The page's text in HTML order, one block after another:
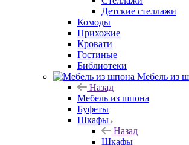
Детские стеллажи
Комоды
Прихожие
Кровати
Гостиные
Библиотеки
Мебель из
Назад
Мебель из шпона
Буфеты
Шкафы
Назад
Шкафы